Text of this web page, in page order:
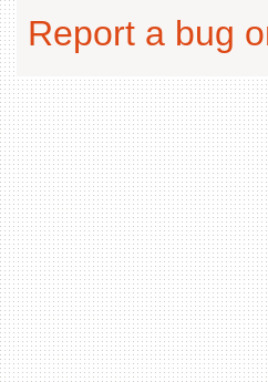
Report a bug